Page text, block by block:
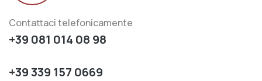
Contattaci telefonicamente
+39 081 014 08 98
+39 339 157 0669